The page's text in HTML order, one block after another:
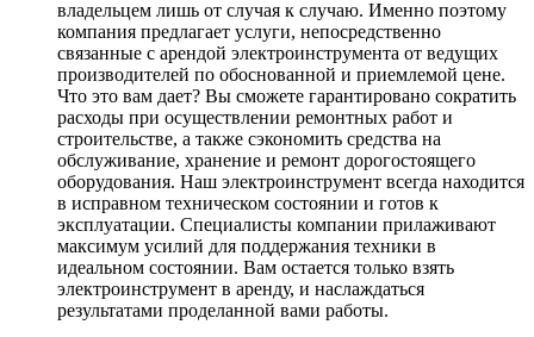
владельцем лишь от случая к случаю. Именно поэтому
компания предлагает услуги, непосредственно
связанные с арендой электроинструмента от ведущих
производителей по обоснованной и приемлемой цене.
Что это вам дает? Вы сможете гарантировано сократить
расходы при осуществлении ремонтных работ и
строительстве, а также сэкономить средства на
обслуживание, хранение и ремонт дорогостоящего
оборудования. Наш электроинструмент всегда находится
в исправном техническом состоянии и готов к
эксплуатации. Специалисты компании прилаживают
максимум усилий для поддержания техники в
идеальном состоянии. Вам остается только взять
электроинструмент в аренду, и наслаждаться
результатами проделанной вами работы.